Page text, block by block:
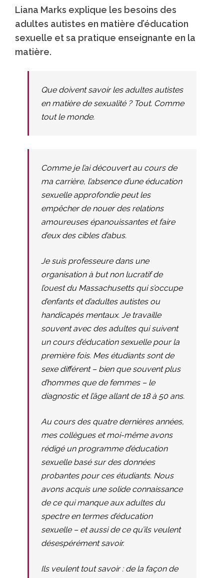
Liana Marks explique les besoins des
adultes autistes en matière d’éducation
sexuelle et sa pratique enseignante en la
matière.
Que doivent savoir les adultes autistes
en matière de sexualité ? Tout. Comme
tout le monde.
Comme je l’ai découvert au cours de
ma carrière, l’absence d’une éducation
sexuelle approfondie peut les
empêcher de nouer des relations
amoureuses épanouissantes et faire
d’eux des cibles d’abus.
Je suis professeure dans une
organisation à but non lucratif de
l’ouest du Massachusetts qui s’occupe
d’enfants et d’adultes autistes ou
handicapés mentaux. Je travaille
souvent avec des adultes qui suivent
un cours d’éducation sexuelle pour la
première fois. Mes étudiants sont de
sexe différent – bien que souvent plus
d’hommes que de femmes – le
diagnostic et l’âge allant de 18 à 50 ans.
Au cours des quatre dernières années,
mes collègues et moi-même avons
rédigé un programme d’éducation
sexuelle basé sur des données
probantes pour ces étudiants. Nous
avons acquis une solide connaissance
de ce qui manque aux adultes du
spectre en termes d’éducation
sexuelle – et aussi de ce qu’ils veulent
désespérément savoir.
Ils veulent tout savoir : de la façon de